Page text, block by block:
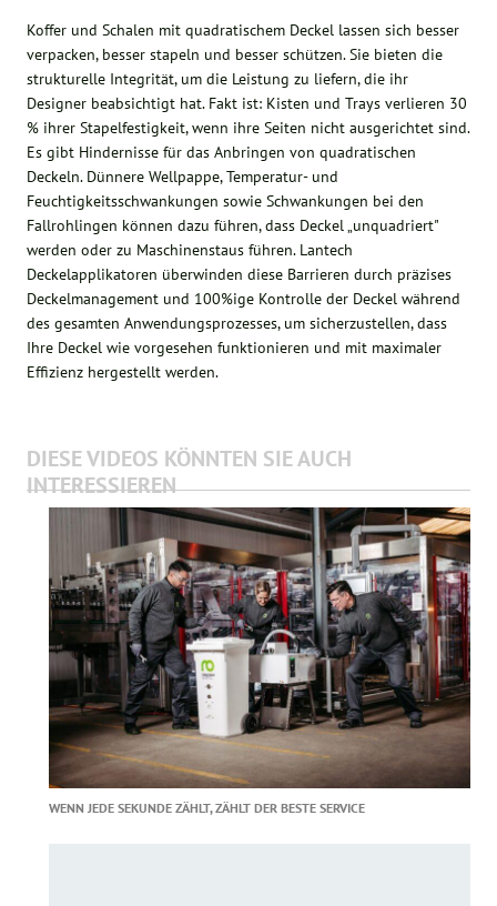
Koffer und Schalen mit quadratischem Deckel lassen sich besser
verpacken, besser stapeln und besser schützen. Sie bieten die
strukturelle Integrität, um die Leistung zu liefern, die ihr
Designer beabsichtigt hat. Fakt ist: Kisten und Trays verlieren 30
% ihrer Stapelfestigkeit, wenn ihre Seiten nicht ausgerichtet sind.
Es gibt Hindernisse für das Anbringen von quadratischen
Deckeln. Dünnere Wellpappe, Temperatur- und
Feuchtigkeitsschwankungen sowie Schwankungen bei den
Fallrohlingen können dazu führen, dass Deckel „unquadriert"
werden oder zu Maschinenstaus führen. Lantech
Deckelapplikatoren überwinden diese Barrieren durch präzises
Deckelmanagement und 100%ige Kontrolle der Deckel während
des gesamten Anwendungsprozesses, um sicherzustellen, dass
Ihre Deckel wie vorgesehen funktionieren und mit maximaler
Effizienz hergestellt werden.
DIESE VIDEOS KÖNNTEN SIE AUCH
INTERESSIEREN
WENN JEDE SEKUNDE ZÄHLT, ZÄHLT DER BESTE SERVICE